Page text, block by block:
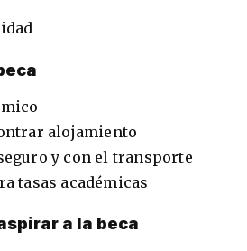
alojamiento
y con el transporte
tasas académicas
a la beca